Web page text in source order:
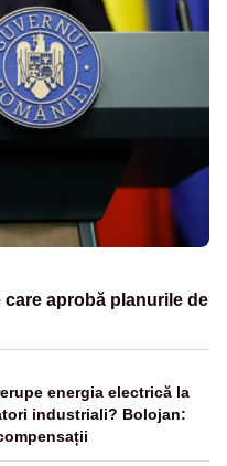
aprobă planurile de
energia electrică la
industriali? Bolojan: